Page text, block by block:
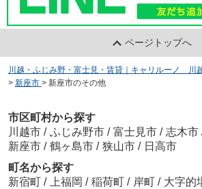
ページトップへ
川越・ふじみ野・富士見・賃貸｜キャリルーノ 川
> 新座市 > 新座市のその他
市区町村から探す
川越市 / ふじみ野市 / 富士見市 / 志木市
新座市 / 鶴ヶ島市 / 狭山市 / 日高市
町名から探す
新宿町 / 上福岡 / 稲荷町 / 岸町 / 大字的